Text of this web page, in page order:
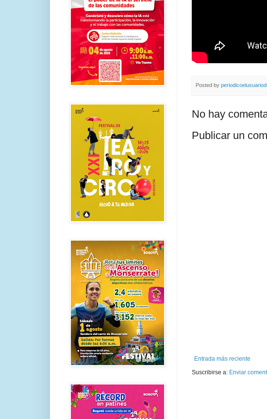
Posted by
No hay
Publicar un
Entrada más reciente
Suscribirse a: Enviar